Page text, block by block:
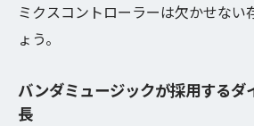
ミクスコントローラーは欠かせない
ょう。
バンダミュージックが採用するダ
長